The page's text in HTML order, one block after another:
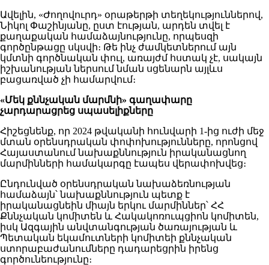
Ավելին, «Ժողովուրդ» օրաթերթի տեղեկություններով,
Նիկոլ Փաշինյանը, ըստ էության, արդեն տվել է
քաղաքական համաձայնությունը, որպեսզի
գործընթացը սկսվի։ Թե ինչ ժամկետներում այն
կմտնի գործնական փուլ, առայժմ հստակ չէ, սակայն
իշխանության ներսում նման սցենարն այլևս
բացառված չի համարվում։
«Մեկ քննչական մարմնի» գաղափարը
չարդարացրեց սպասելիքները
Հիշեցնենք, որ 2024 թվականի հունվարի 1-ից ուժի մեջ
մտան օրենսդրական փոփոխությունները, որոնցով
Հայաստանում նախաքննություն իրականացնող
մարմինների համակարգը էապես վերափոխվեց։
Ընդունված օրենսդրական նախաձեռնության
համաձայն՝ նախաքննություն պետք է
իրականացնեին միայն երկու մարմիններ՝ ՀՀ
Քննչական կոմիտեն և Հակակոռուպցիոն կոմիտեն,
իսկ Ազգային անվտանգության ծառայության և
Պետական եկամուտների կոմիտեի քննչական
ստորաբաժանումները դադարեցրին իրենց
գործունեությունը։